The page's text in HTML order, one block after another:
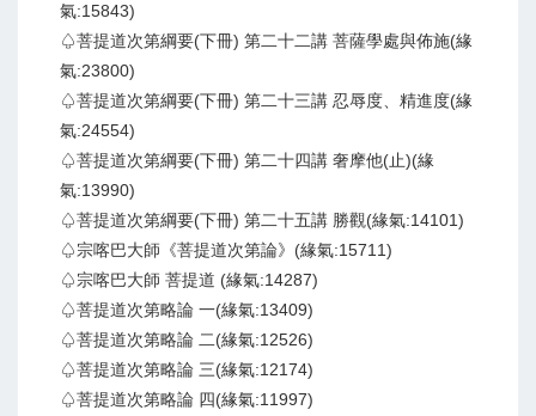
氣:15843)
♤菩提道次第綱要(下冊) 第二十二講 菩薩學處與佈施(緣
氣:23800)
♤菩提道次第綱要(下冊) 第二十三講 忍辱度、精進度(緣
氣:24554)
♤菩提道次第綱要(下冊) 第二十四講 奢摩他(止)(緣
氣:13990)
♤菩提道次第綱要(下冊) 第二十五講 勝觀(緣氣:14101)
♤宗喀巴大師《菩提道次第論》(緣氣:15711)
♤宗喀巴大師 菩提道 (緣氣:14287)
♤菩提道次第略論 一(緣氣:13409)
♤菩提道次第略論 二(緣氣:12526)
♤菩提道次第略論 三(緣氣:12174)
♤菩提道次第略論 四(緣氣:11997)